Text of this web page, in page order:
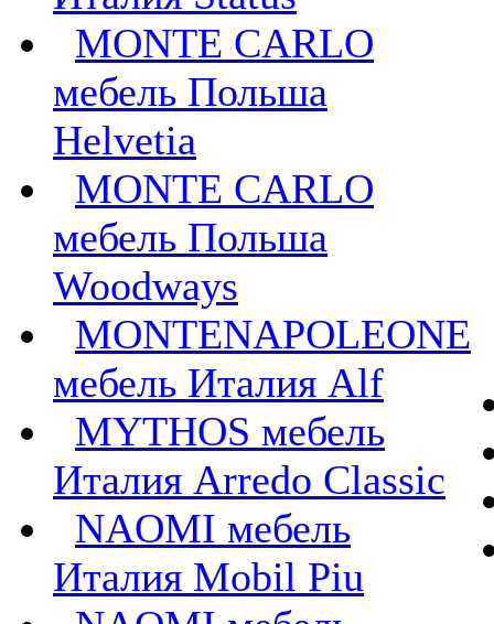
MONTE CARLO
мебель Польша
Helvetia
MONTE CARLO
мебель Польша
Woodways
MONTENAPOLEONE
мебель Италия Alf
MYTHOS мебель
Италия Arredo Classic
NAOMI мебель
Италия Mobil Piu